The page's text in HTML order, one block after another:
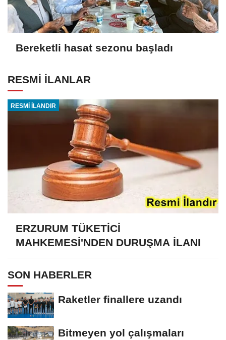
Bereketli hasat sezonu başladı
RESMİ İLANLAR
RESMİ İLANDIR
ERZURUM TÜKETİCİ
MAHKEMESİ'NDEN DURUŞMA İLANI
SON HABERLER
Raketler finallere uzandı
Bitmeyen yol çalışmaları